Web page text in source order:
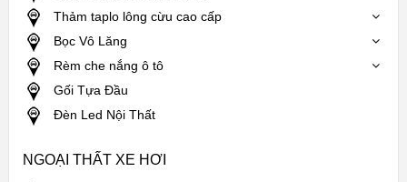
Thảm taplo lông cừu cao cấp
Bọc Vô Lăng
Rèm che nắng ô tô
Gối Tựa Đầu
Đèn Led Nội Thất
NGOẠI THẤT XE HƠI